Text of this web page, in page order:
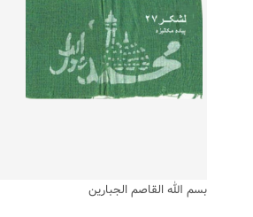
بسم الله القاصم الجبارین